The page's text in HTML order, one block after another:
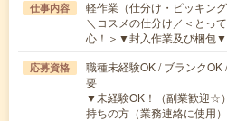
仕事内容
軽作業（仕分け・ピッキン
＼コスメの仕分け／＜とっ
心！＞▼封入作業及び梱包
応募資格
職種未経験OK / ブランク
要
▼未経験OK！（副業歓迎☆
持ちの方（業務連絡に使用